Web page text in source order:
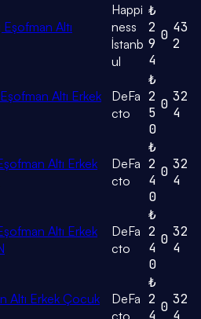
Altı
Happi
ness
İstanb
ul
₺
2
9
4
0 43
2
Altı Erkek
DeFa
cto
₺
2
5
0
0 32
4
Altı Erkek
DeFa
cto
₺
2
4
0
0 32
4
Altı Erkek
DeFa
cto
₺
2
4
0
0 32
4
Altı Erkek Çocuk
DeFa
cto
₺
2
4
0 32
4